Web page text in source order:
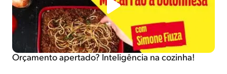
Orçamento apertado? Inteligência na cozinha!